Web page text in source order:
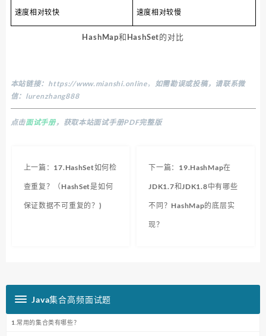
速度相对较快 速度相对较慢
HashMap和HashSet的对比
本站链接： https://www.mianshi.online，
如需勘误或投稿，请联系微
信：lurenzhang888
点击面试手册，获取本站面试手册PDF完整版
上一篇：17.HashSet如何检
查重复？（HashSet是如何
保证数据不可重复的？)
下一篇：19.HashMap在
JDK1.7和JDK1.8中有哪些
不同？HashMap的底层实
现？
Java集合高频面试题
1.常用的集合类有哪些？